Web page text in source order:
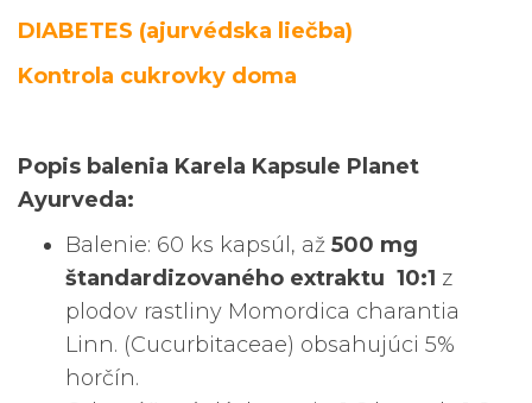
DIABETES (ajurvédska liečba)
Kontrola cukrovky doma
Popis balenia Karela Kapsule Planet
Ayurveda:
Balenie: 60 ks kapsúl, až 500 mg
štandardizovaného extraktu 10:1 z
plodov rastliny Momordica charantia
Linn. (Cucurbitaceae) obsahujúci 5%
horčín.